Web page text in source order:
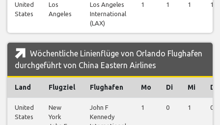
United
States
Los
Angeles
Los Angeles
International
(LAX)
1 1 1 1
Wöchentliche Linienflüge von Orlando Flughafen
durchgeführt von China Eastern Airlines
Land Flugziel Flughafen Mo Di Mi Do
United
States
New
York
John F
Kennedy
1 0 1 0